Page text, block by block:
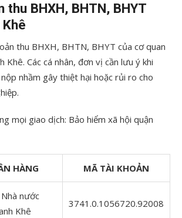
thu BHXH, BHTN, BHYT
thu BHXH, BHTN, BHYT của cơ quan
Khê. Các cá nhân, đơn vị cần lưu ý khi
nhầm gây thiệt hại hoặc rủi ro cho
mọi giao dịch: Bảo hiểm xã hội quận
HÀNG MÃ TÀI KHOẢN
nước
Khê
3741.0.1056720.92008